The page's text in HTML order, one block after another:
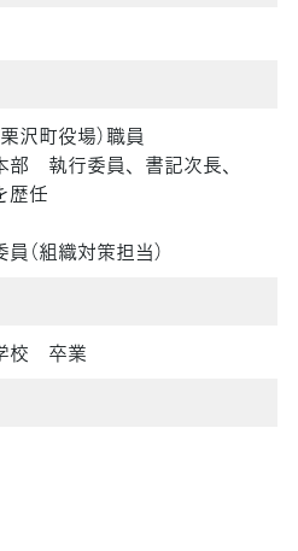
沢町役場）職員
部 執行委員、書記次長、
歴任
（組織対策担当）
校 卒業